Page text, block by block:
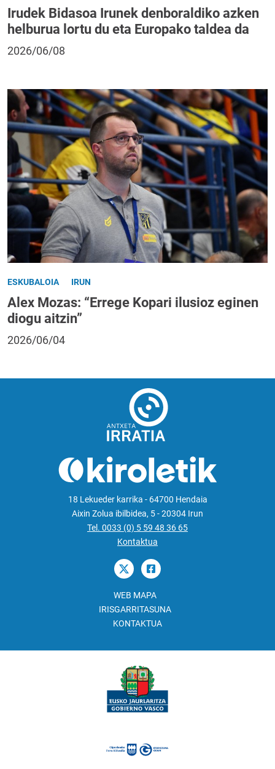
Irudek Bidasoa Irunek denboraldiko azken
helburua lortu du eta Europako taldea da
2026/06/08
ESKUBALOIA IRUN
Alex Mozas: “Errege Kopari ilusioz eginen
diogu aitzin”
2026/06/04
18 Lekueder karrika - 64700 Hendaia
Aixin Zolua ibilbidea, 5 - 20304 Irun
Tel. 0033 (0) 5 59 48 36 65
Kontaktua
WEB MAPA
IRISGARRITASUNA
KONTAKTUA